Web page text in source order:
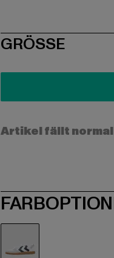
SIZE
GRÖSSE
Artikel fällt normal